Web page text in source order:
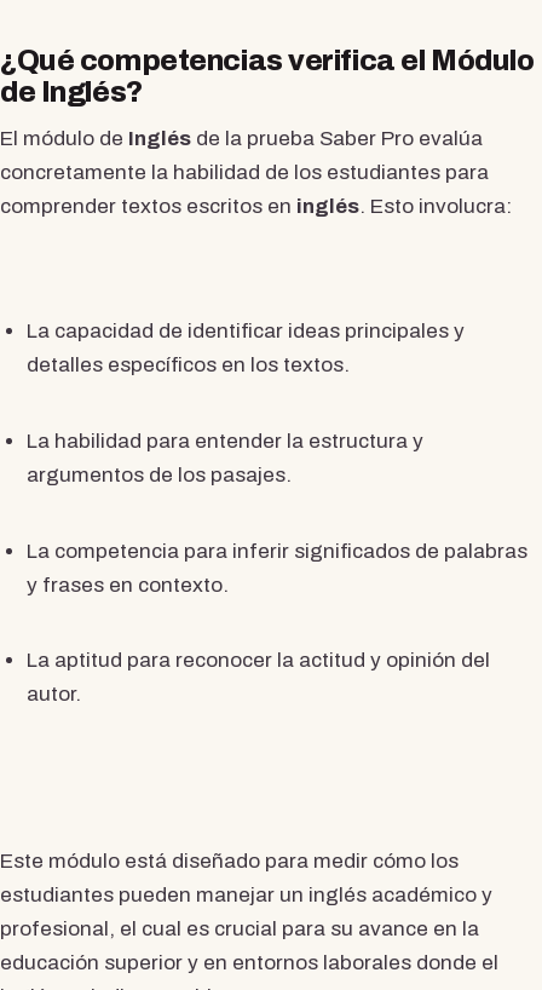
¿Qué competencias verifica el Módulo
de Inglés?
El módulo de Inglés de la prueba Saber Pro evalúa
concretamente la habilidad de los estudiantes para
comprender textos escritos en inglés. Esto involucra:
La capacidad de identificar ideas principales y
detalles específicos en los textos.
La habilidad para entender la estructura y
argumentos de los pasajes.
La competencia para inferir significados de palabras
y frases en contexto.
La aptitud para reconocer la actitud y opinión del
autor.
Este módulo está diseñado para medir cómo los
estudiantes pueden manejar un inglés académico y
profesional, el cual es crucial para su avance en la
educación superior y en entornos laborales donde el